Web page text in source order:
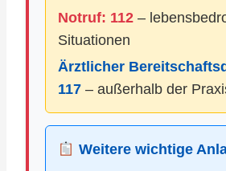
Notruf: 112 –
Situationen
Ärztlicher
117 – außerhalb der
Weitere wichtige